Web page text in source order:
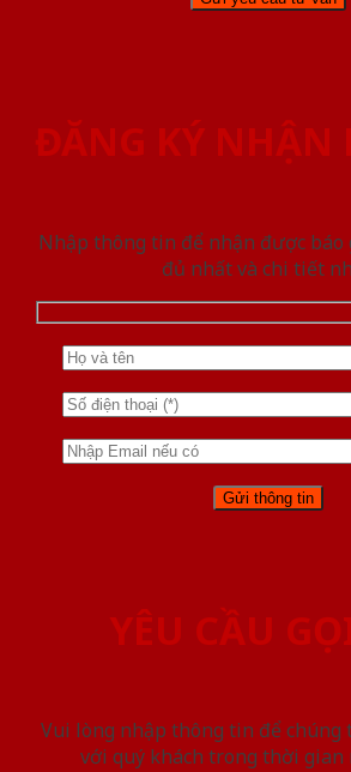
ĐĂNG KÝ NHẬN
Nhập thông tin để nhận được báo
đủ nhất và chi tiết
YÊU CẦU
Vui lòng nhập thông tin để chúng
với quý khách trong thời gian